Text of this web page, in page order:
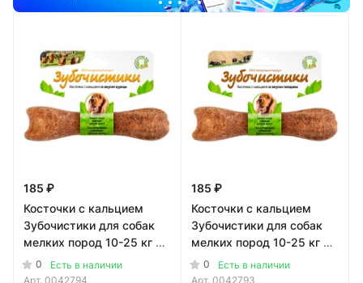
185 ₽
Косточки с кальцием
Зубочистики для собак
мелких пород 10-25 кг с
курицей 95 гр
0
Есть в наличии
Арт. 0042794
185 ₽
Косточки с кальцием
Зубочистики для собак
мелких пород 10-25 кг с
говядиной 95 гр
0
Есть в наличии
Арт. 0042793